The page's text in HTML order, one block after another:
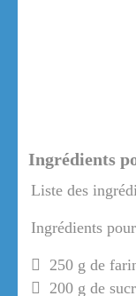
Ingrédients
Liste des
Ingrédients
250 g de
200 g de